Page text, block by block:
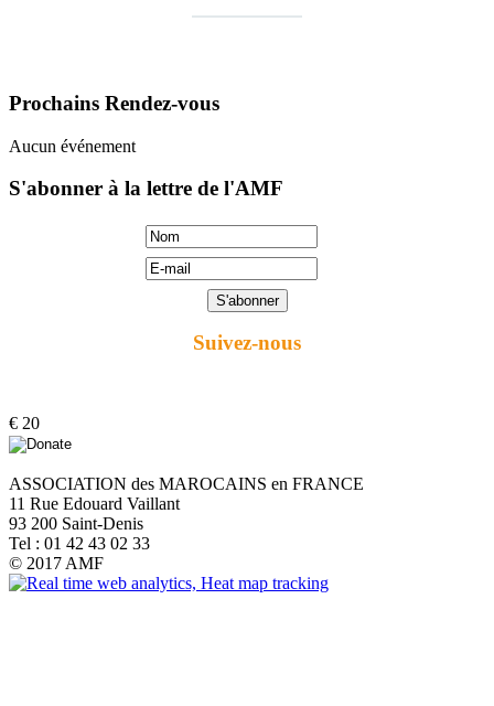
Prochains Rendez-vous
Aucun événement
S'abonner à la lettre de l'AMF
Suivez-nous
€ 20
Notre
adresse
:
Association
des
ASSOCIATION des MAROCAINS en FRANCE
11 Rue Edouard Vaillant
93 200 Saint-Denis
Tel : 01 42 43 02 33
© 2017 AMF